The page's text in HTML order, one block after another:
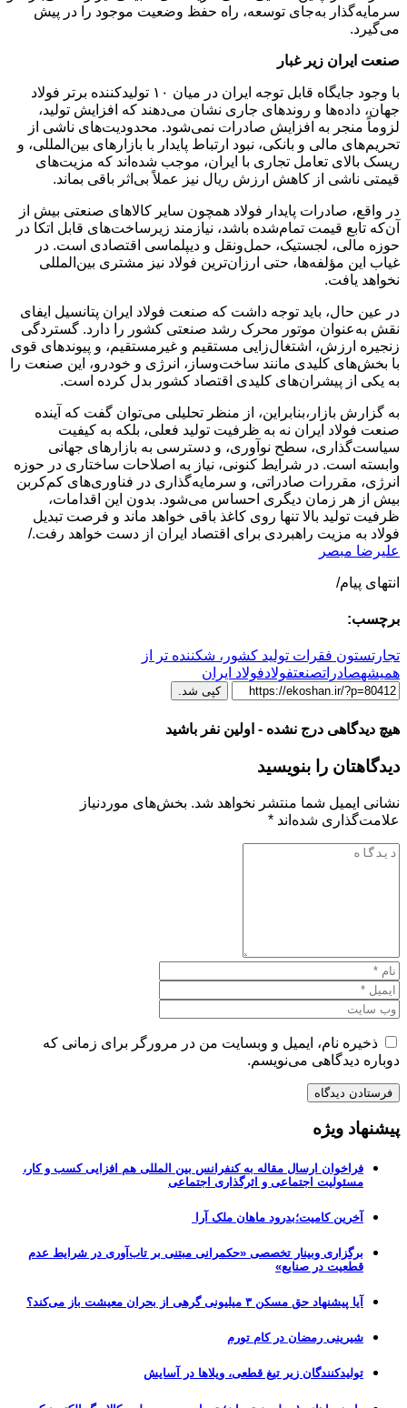
سرمایه‌گذار به‌جای توسعه، راه حفظ وضعیت موجود را در پیش
می‌گیرد.
صنعت ایران زیر غبار
با وجود جایگاه قابل توجه ایران در میان ۱۰ تولیدکننده برتر فولاد
جهان، داده‌ها و روندهای جاری نشان می‌دهند که افزایش تولید،
لزوماً منجر به افزایش صادرات نمی‌شود. محدودیت‌های ناشی از
تحریم‌های مالی و بانکی، نبود ارتباط پایدار با بازارهای بین‌المللی، و
ریسک بالای تعامل تجاری با ایران، موجب شده‌اند که مزیت‌های
قیمتی ناشی از کاهش ارزش ریال نیز عملاً بی‌اثر باقی بماند.
در واقع، صادرات پایدار فولاد همچون سایر کالاهای صنعتی بیش از
آن‌که تابع قیمت تمام‌شده باشد، نیازمند زیرساخت‌های قابل اتکا در
حوزه مالی، لجستیک، حمل‌ونقل و دیپلماسی اقتصادی است. در
غیاب این مؤلفه‌ها، حتی ارزان‌ترین فولاد نیز مشتری بین‌المللی
نخواهد یافت.
در عین حال، باید توجه داشت که صنعت فولاد ایران پتانسیل ایفای
نقش به‌عنوان موتور محرک رشد صنعتی کشور را دارد. گستردگی
زنجیره ارزش، اشتغال‌زایی مستقیم و غیرمستقیم، و پیوندهای قوی
با بخش‌های کلیدی مانند ساخت‌وساز، انرژی و خودرو، این صنعت را
به یکی از پیشران‌های کلیدی اقتصاد کشور بدل کرده است.
به گزارش بازار،بنابراین، از منظر تحلیلی می‌توان گفت که آینده
صنعت فولاد ایران نه به ظرفیت تولید فعلی، بلکه به کیفیت
سیاست‌گذاری، سطح نوآوری، و دسترسی به بازارهای جهانی
وابسته است. در شرایط کنونی، نیاز به اصلاحات ساختاری در حوزه
انرژی، مقررات صادراتی، و سرمایه‌گذاری در فناوری‌های کم‌کربن
بیش از هر زمان دیگری احساس می‌شود. بدون این اقدامات،
ظرفیت تولید بالا تنها روی کاغذ باقی خواهد ماند و فرصت تبدیل
فولاد به مزیت راهبردی برای اقتصاد ایران از دست خواهد رفت./
علیرضا مبصر
انتهای پیام/
برچسب:
تجارتستون فقرات تولید کشور، شکننده تر از
همیشهصادراتصنعتفولادفولاد ایران
کپی شد.
هیچ دیدگاهی درج نشده - اولین نفر باشید
دیدگاهتان را بنویسید
نشانی ایمیل شما منتشر نخواهد شد. بخش‌های موردنیاز
علامت‌گذاری شده‌اند *
ذخیره نام، ایمیل و وبسایت من در مرورگر برای زمانی که
دوباره دیدگاهی می‌نویسم.
پیشنهاد ویژه
فراخوان ارسال مقاله به کنفرانس بین المللی هم افزایی کسب و کار،
مسئولیت اجتماعی و اثرگذاری اجتماعی
آخرین کامیت؛بدرود ماهان ملک آرا
برگزاری وبینار تخصصی «حکمرانی مبتنی بر تاب‌آوری در شرایط عدم
قطعیت در صنایع»
آیا پیشنهاد حق مسکن ۳ میلیونی گرهی از بحران معیشت باز می‌کند؟
شیرینی رمضان در کام تورم
تولیدکنندگان زیر تیغ قطعی، ویلاها در آسایش